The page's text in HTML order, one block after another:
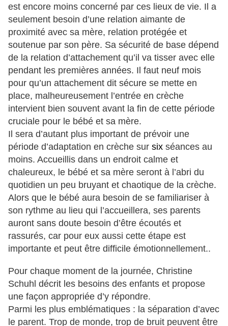
est encore moins concerné par ces lieux de vie. Il a
seulement besoin d’une relation aimante de
proximité avec sa mère, relation protégée et
soutenue par son père. Sa sécurité de base dépend
de la relation d’attachement qu’il va tisser avec elle
pendant les premières années. Il faut neuf mois
pour qu’un attachement dit sécure se mette en
place, malheureusement l’entrée en crèche
intervient bien souvent avant la fin de cette période
cruciale pour le bébé et sa mère.
Il sera d’autant plus important de prévoir une
période d’adaptation en crèche sur six séances au
moins. Accueillis dans un endroit calme et
chaleureux, le bébé et sa mère seront à l’abri du
quotidien un peu bruyant et chaotique de la crèche.
Alors que le bébé aura besoin de se familiariser à
son rythme au lieu qui l’accueillera, ses parents
auront sans doute besoin d’être écoutés et
rassurés, car pour eux aussi cette étape est
importante et peut être difficile émotionnellement..
Pour chaque moment de la journée, Christine
Schuhl décrit les besoins des enfants et propose
une façon appropriée d’y répondre.
Parmi les plus emblématiques : la séparation d’avec
le parent. Trop de monde, trop de bruit peuvent être